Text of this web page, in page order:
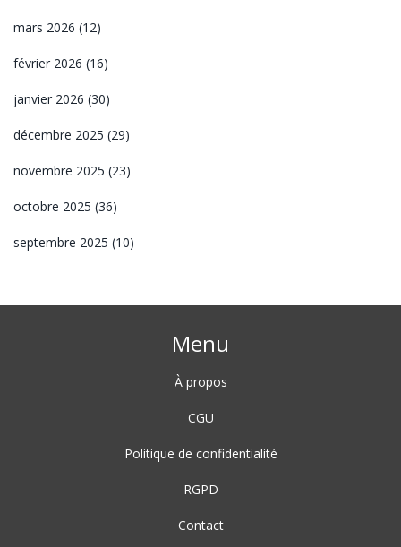
mars 2026 (12)
février 2026 (16)
janvier 2026 (30)
décembre 2025 (29)
novembre 2025 (23)
octobre 2025 (36)
septembre 2025 (10)
Menu
À propos
CGU
Politique de confidentialité
RGPD
Contact